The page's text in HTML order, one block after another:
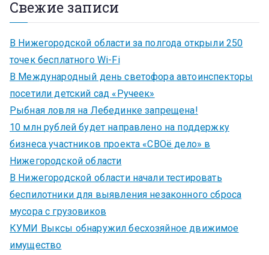
Свежие записи
В Нижегородской области за полгода открыли 250
точек бесплатного Wi-Fi
В Международный день светофора автоинспекторы
посетили детский сад «Ручеек»
Рыбная ловля на Лебединке запрещена!
10 млн рублей будет направлено на поддержку
бизнеса участников проекта «СВОё дело» в
Нижегородской области
В Нижегородской области начали тестировать
беспилотники для выявления незаконного сброса
мусора с грузовиков
КУМИ Выксы обнаружил бесхозяйное движимое
имущество